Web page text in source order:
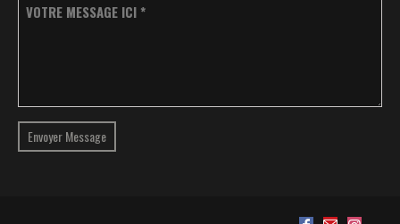
VOTRE MESSAGE ICI *
Envoyer Message